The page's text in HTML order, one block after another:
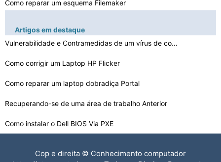
Como reparar um esquema Filemaker
Meu Mac Says Contas de Rede não estão disponíveis
As vantagens de classificação Software
Erros de certificado com Kaspersky no Firefox
Artigos em destaque
Vulnerabilidade e Contramedidas de um vírus de computa…
Como corrigir um Laptop HP Flicker
Como reparar um laptop dobradiça Portal
Recuperando-se de uma área de trabalho Anterior
Como instalar o Dell BIOS Via PXE
Cop e direita © Conhecimento computador